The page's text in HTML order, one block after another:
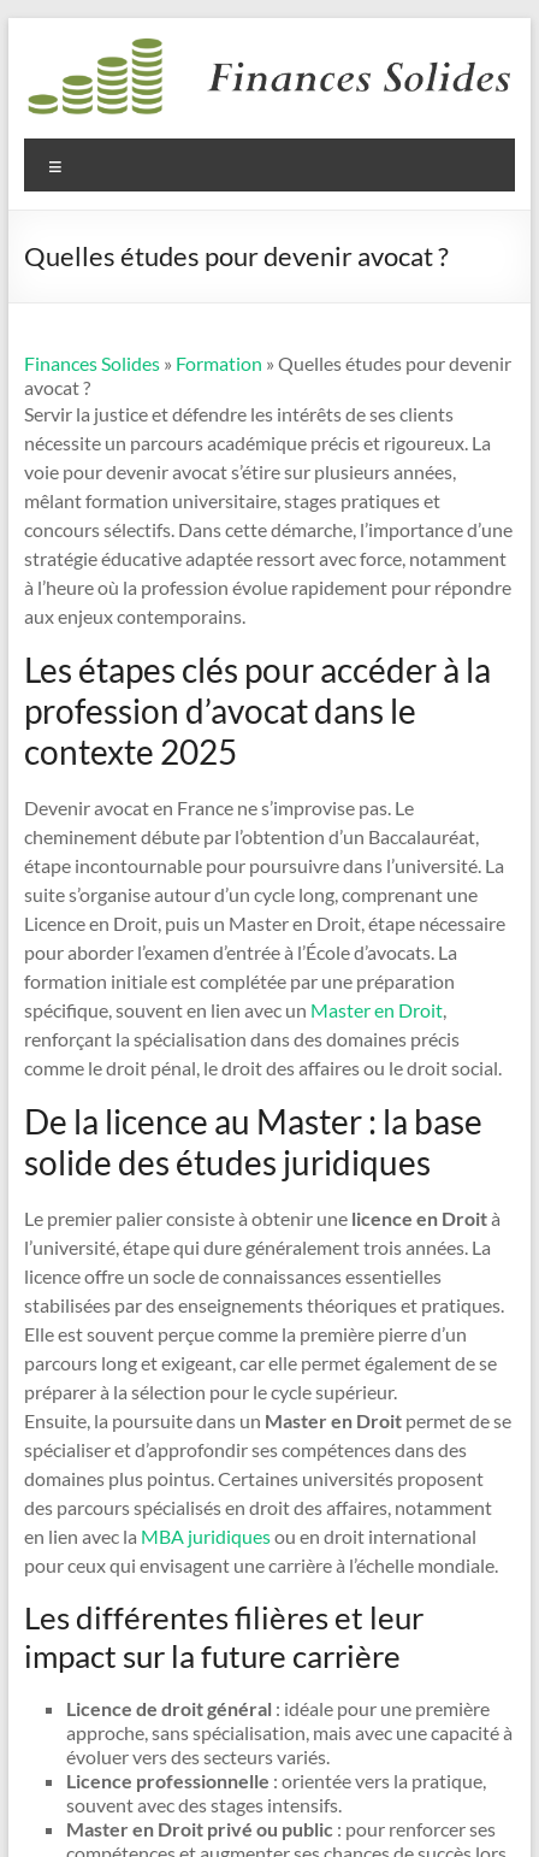
contenu
Finances
Solides
Quelles études pour devenir avocat ?
Finances Solides» Formation » Quelles études pour devenir
avocat ?
Servir la justice et défendre les intérêts de ses clients
nécessite un parcours académique précis et rigoureux. La
voie pour devenir avocat s’étire sur plusieurs années,
mêlant formation universitaire, stages pratiques et
concours sélectifs. Dans cette démarche, l’importance d’une
stratégie éducative adaptée ressort avec force, notamment
à l’heure où la profession évolue rapidement pour répondre
aux enjeux contemporains.
Les étapes clés pour accéder à la
profession d’avocat dans le
contexte 2025
Devenir avocat en France ne s’improvise pas. Le
cheminement débute par l’obtention d’un Baccalauréat,
étape incontournable pour poursuivre dans l’université. La
suite s’organise autour d’un cycle long, comprenant une
Licence en Droit, puis un Master en Droit, étape nécessaire
pour aborder l’examen d’entrée à l’École d’avocats. La
formation initiale est complétée par une préparation
spécifique, souvent en lien avec un Master en Droit,
renforçant la spécialisation dans des domaines précis
comme le droit pénal, le droit des affaires ou le droit social.
De la licence au Master : la base
solide des études juridiques
Le premier palier consiste à obtenir une licence en Droità
l’université, étape qui dure généralement trois années. La
licence offre un socle de connaissances essentielles
stabilisées par des enseignements théoriques et pratiques.
Elle est souvent perçue comme la première pierre d’un
parcours long et exigeant, car elle permet également de se
préparer à la sélection pour le cycle supérieur.
Ensuite, la poursuite dans un Master en Droitpermet de se
spécialiser et d’approfondir ses compétences dans des
domaines plus pointus. Certaines universités proposent
des parcours spécialisés en droit des affaires, notamment
en lien avec la MBA juridiquesou en droit international
pour ceux qui envisagent une carrière à l’échelle mondiale.
Les différentes filières et leur
impact sur la future carrière
Licence de droit général: idéale pour une première
approche, sans spécialisation, mais avec une capacité à
évoluer vers des secteurs variés.
Licence professionnelle : orientée vers la pratique,
souvent avec des stages intensifs.
Master en Droit privé ou public: pour renforcer ses